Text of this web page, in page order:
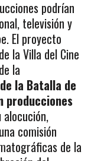
podrían
televisión y
El proyecto
la Villa del Cine
la
la Batalla de
producciones
comisión
de la